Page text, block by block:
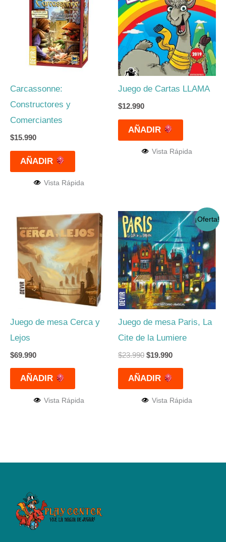
Carcassonne:
Constructores y
Comerciantes
$15.990
AÑADIR
Vista Rápida
Juego de Cartas LLAMA
$12.990
AÑADIR
Vista Rápida
Juego de mesa Cerca y
Lejos
$69.990
AÑADIR
Vista Rápida
¡Oferta!
Juego de mesa Paris, La
Cite de la Lumiere
$23.990
El
precio
original
era:
$23.990.
$19.990
El
precio
actual
es:
$19.990.
AÑADIR
Vista Rápida